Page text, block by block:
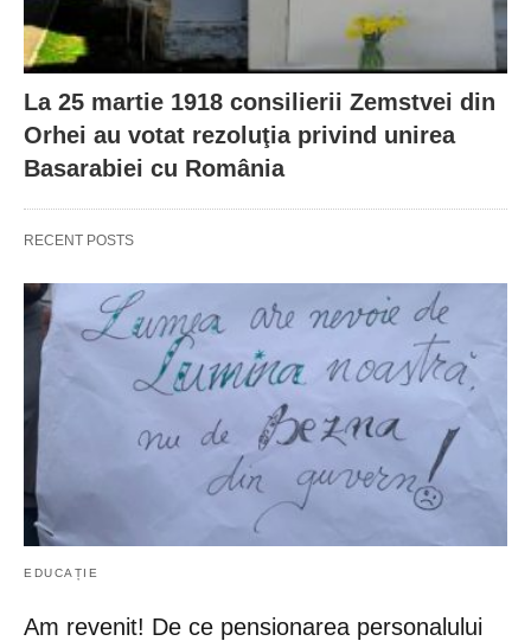
La 25 martie 1918 consilierii Zemstvei din
Orhei au votat rezoluţia privind unirea
Basarabiei cu România
RECENT POSTS
EDUCAȚIE
Am revenit! De ce pensionarea personalului